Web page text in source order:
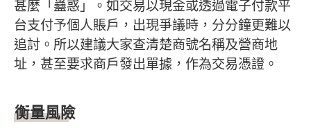
甚麼「蠱惑」。如交易以現金或透過電子付款平
台支付予個人賬戶，出現爭議時，分分鐘更難以
追討。所以建議大家查清楚商號名稱及營商地
址，甚至要求商戶發出單據，作為交易憑證。
衡量風險